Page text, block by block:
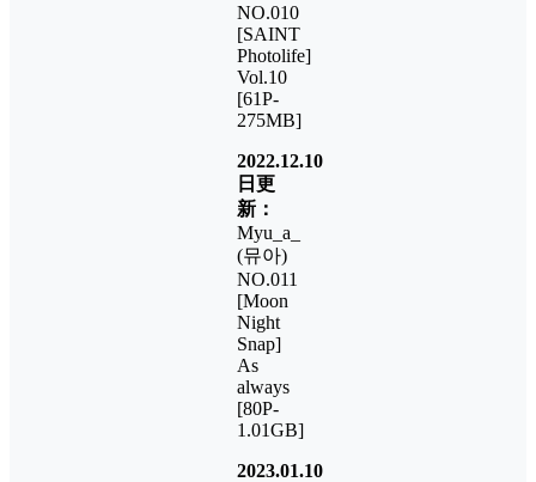
NO.010
[SAINT
Photolife]
Vol.10
[61P-
275MB]
2022.12.10
日更
新：
Myu_a_
(뮤아)
NO.011
[Moon
Night
Snap]
As
always
[80P-
1.01GB]
2023.01.10